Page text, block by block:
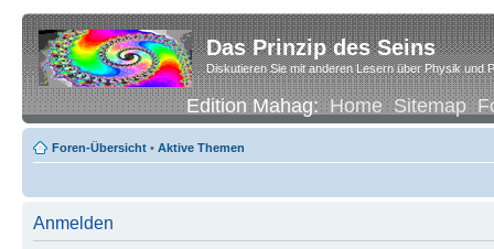
Das Prinzip des Seins
Diskutieren Sie mit anderen Lesern über Physik und
Edition Mahag:Home Sitemap
Foren-Übersicht • Aktive Themen
Anmelden